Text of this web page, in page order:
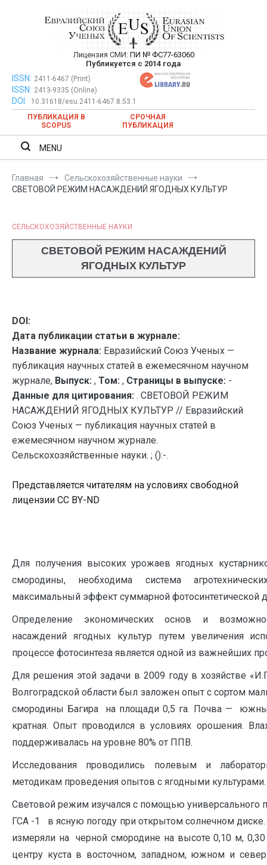
Евразийский Союз Ученых —
публикация научных статей в
ежемесячном научном журнале
Лицензия СМИ: ПИ № ФС77-63060
Публикуется с 2014 года
Евразийский Союз Ученых — публикация научных статей в
ежемесячном научном журнале
ISSN: 2411-6467 (Print)
ISSN: 2413-9335 (Online)
DOI:
10.31618/esu.2411-6467.8.53.1
ПУБЛИКАЦИЯ В
SCOPUS
СРОЧНАЯ
ПУБЛИКАЦИЯ
MENU
Главная
Сельскохозяйственные науки
СВЕТОВОЙ РЕЖИМ НАСАЖДЕНИЙ ЯГОДНЫХ КУЛЬТУР
СЕЛЬСКОХОЗЯЙСТВЕННЫЕ НАУКИ
СВЕТОВОЙ РЕЖИМ НАСАЖДЕНИЙ
ЯГОДНЫХ КУЛЬТУР
DOI:
Дата публикации статьи в журнале:
Название журнала: Евразийский Союз Ученых —
публикация научных статей в ежемесячном научном
журнале, Выпуск: , Том: , Страницы в выпуске: -
Данные для цитирования: . СВЕТОВОЙ РЕЖИМ
НАСАЖДЕНИЙ ЯГОДНЫХ КУЛЬТУР // Евразийский
Союз Ученых — публикация научных статей в
ежемесячном научном журнале.
Сельскохозяйственные науки. ; ():-.
Представляется читателям на условиях свободной
лицензии CC BY-ND
Для получения высоких урожаев ягодных
смородины, необходима система
максимальный эффект суммарной фотосинтетической
Определение экономических основ и
насаждений ягодных культур путем увеличения
процессе фотосинтеза является одной из важнейших
Для решения этой задачи в 2009 году в хозяйстве
Волгоградской области был заложен опыт с сортом
смородины Багира на площади 0,5 га. Почва —
кратная. Опыт проводился в условиях орошения.
поддерживалась на уровне 80% от ППВ.
Исследования проводились полевым и
методикам проведения опытов с ягодными культурами.
Световой режим изучался с помощью универсального
ГСА -1 в ясную погоду при открытом солнечном
измеряли на черной смородине на высоте 0,10 м,
центру куста в восточном, западном, южном и